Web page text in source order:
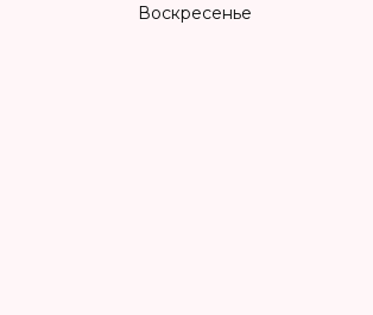
Воскресенье